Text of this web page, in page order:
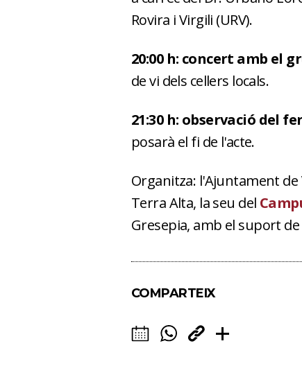
Rovira i Virgili (URV).
20:00 h: concert amb el
de vi dels cellers locals.
21:30 h: observació del
posarà el fi de l'acte.
Organitza: l'Ajuntament de
Terra Alta, la seu del
Gresepia, amb el suport
COMPARTEIX